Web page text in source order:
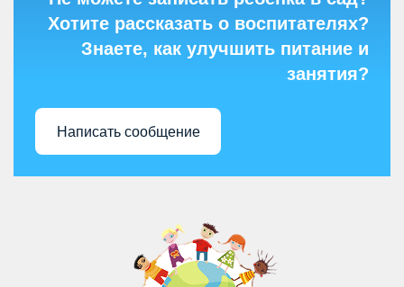
Хотите рассказать о воспитателях?
Знаете, как улучшить питание и
занятия?
Написать сообщение